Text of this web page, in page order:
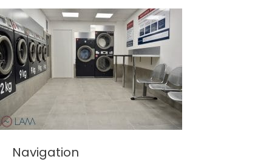
Navigation